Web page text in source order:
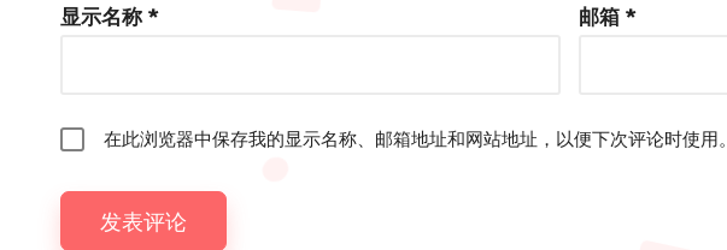
显示名称 * 邮箱 *
在此浏览器中保存我的显示名称、邮箱地址和网站地址，以便下次评论时使用。